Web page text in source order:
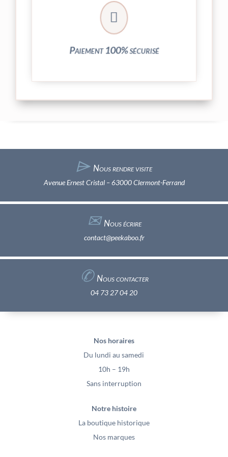

Paiement 100% sécurisé
Vos transactions par carte bancaire sont
entièrement sécurisées grâce au système
crypté de notre partenaire PayPlug.
⌲ Nous rendre visite
Avenue Ernest Cristal – 63000 Clermont-Ferrand
✉︎Nous écrire
contact@peekaboo.fr
✆ Nous contacter
04 73 27 04 20
Nos horaires
Du lundi au samedi
10h – 19h
Sans interruption
Notre histoire
La boutique historique
Nos marques